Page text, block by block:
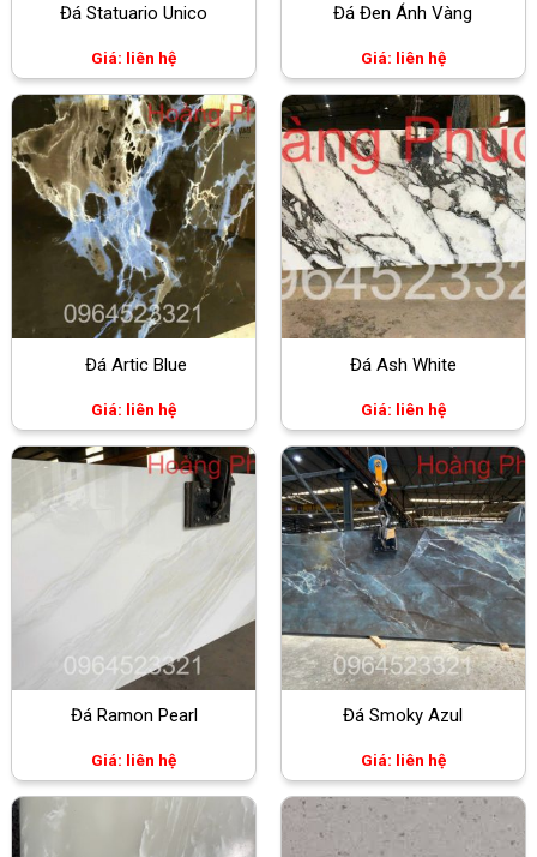
Đá Statuario Unico
Giá: liên hệ
Đá Đen Ánh Vàng
Giá: liên hệ
Đá Artic Blue
Giá: liên hệ
Đá Ash White
Giá: liên hệ
Đá Ramon Pearl
Giá: liên hệ
Đá Smoky Azul
Giá: liên hệ